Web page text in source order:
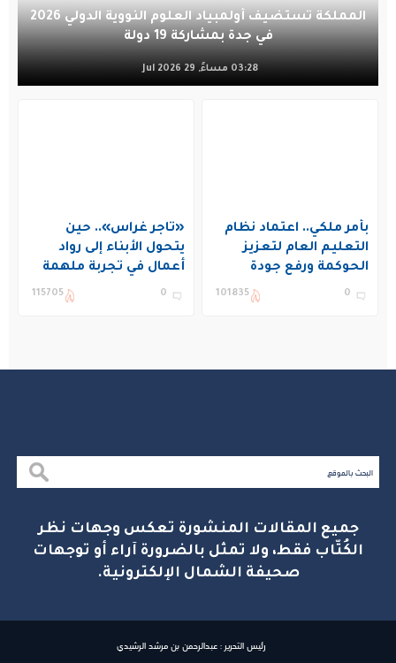
المملكة تستضيف أولمبياد العلوم النووية الدولي 2026
في جدة بمشاركة 19 دولة
03:28 مساءً, 29 Jul 2026
بأمر ملكي.. اعتماد نظام
التعليم العام لتعزيز
الحوكمة ورفع جودة
التعليم في المملكة
0
101835
«تاجر غراس».. حين
يتحول الأبناء إلى رواد
أعمال في تجربة ملهمة
بنادي غراس الصيفي
0
115705
جميع المقالات المنشورة تعكس وجهات نظر
الكُتّاب فقط، ولا تمثل بالضرورة آراء أو توجهات
صحيفة الشمال الإلكترونية.
رئيس التحرير : عبدالرحمن بن مرشد الرشيدي